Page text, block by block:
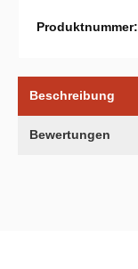
Produktnummer:
Beschreibung
Bewertungen